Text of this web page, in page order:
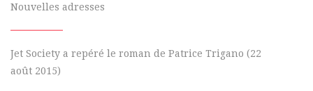
Nouvelles adresses
Jet Society a repéré le roman de Patrice Trigano (22
août 2015)